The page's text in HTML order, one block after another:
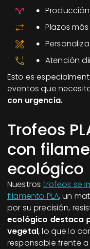
Plazos
Atención
Esto es
eventos que
con urgencia.
Trofeos
con
ecológico
Nuestrostrofeos se
filamento PLA, un
por su precisión,
ecológico destaca
vegetal, lo que lo
responsable frente